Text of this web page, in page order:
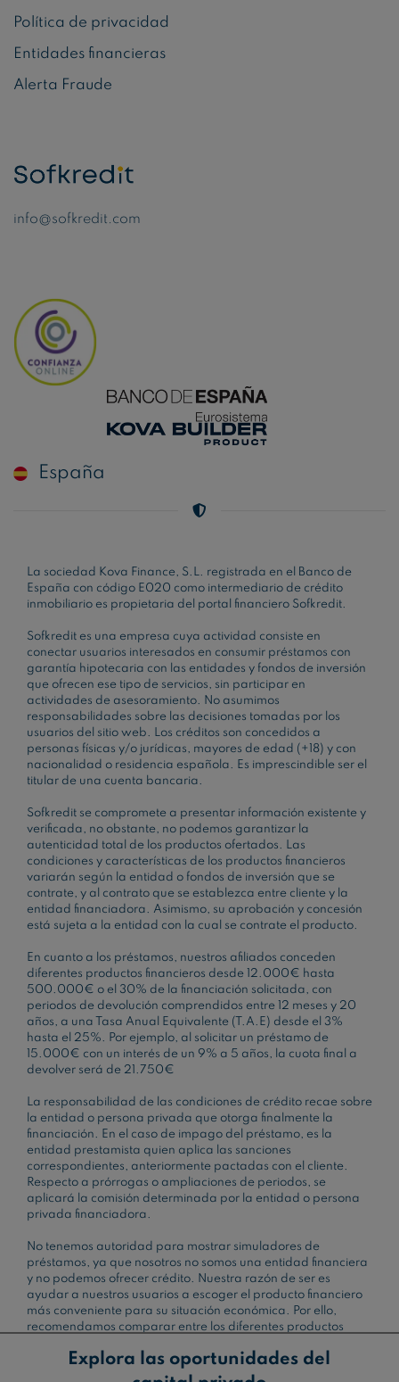
Política de privacidad
Entidades financieras
Alerta Fraude
info@sofkredit.com
España
La sociedad Kova Finance, S.L. registrada en el Banco de
España con código E020 como intermediario de crédito
inmobiliario es propietaria del portal financiero Sofkredit.
Sofkredit es una empresa cuya actividad consiste en
conectar usuarios interesados en consumir préstamos con
garantía hipotecaria con las entidades y fondos de inversión
que ofrecen ese tipo de servicios, sin participar en
actividades de asesoramiento. No asumimos
responsabilidades sobre las decisiones tomadas por los
usuarios del sitio web. Los créditos son concedidos a
personas físicas y/o jurídicas, mayores de edad (+18) y con
nacionalidad o residencia española. Es imprescindible ser el
titular de una cuenta bancaria.
Sofkredit se compromete a presentar información existente y
verificada, no obstante, no podemos garantizar la
autenticidad total de los productos ofertados. Las
condiciones y características de los productos financieros
variarán según la entidad o fondos de inversión que se
contrate, y al contrato que se establezca entre cliente y la
entidad financiadora. Asimismo, su aprobación y concesión
está sujeta a la entidad con la cual se contrate el producto.
En cuanto a los préstamos, nuestros afiliados conceden
diferentes productos financieros desde 12.000€ hasta
500.000€ o el 30% de la financiación solicitada, con
periodos de devolución comprendidos entre 12 meses y 20
años, a una Tasa Anual Equivalente (T.A.E) desde el 3%
hasta el 25%. Por ejemplo, al solicitar un préstamo de
15.000€ con un interés de un 9% a 5 años, la cuota final a
devolver será de 21.750€
La responsabilidad de las condiciones de crédito recae sobre
la entidad o persona privada que otorga finalmente la
financiación. En el caso de impago del préstamo, es la
entidad prestamista quien aplica las sanciones
correspondientes, anteriormente pactadas con el cliente.
Respecto a prórrogas o ampliaciones de periodos, se
aplicará la comisión determinada por la entidad o persona
privada financiadora.
No tenemos autoridad para mostrar simuladores de
préstamos, ya que nosotros no somos una entidad financiera
y no podemos ofrecer crédito. Nuestra razón de ser es
ayudar a nuestros usuarios a escoger el producto financiero
más conveniente para su situación económica. Por ello,
recomendamos comparar entre los diferentes productos
condiciones e intereses más bajos.
Explora las oportunidades del